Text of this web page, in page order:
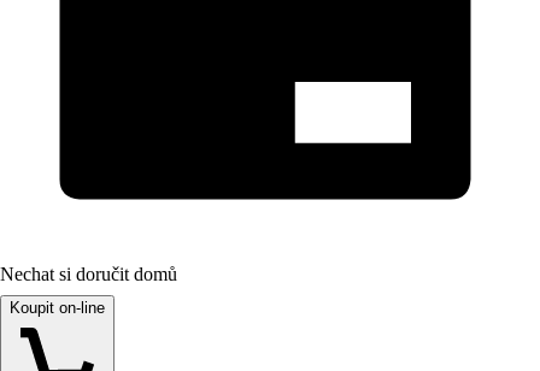
Nechat si doručit domů
Koupit on-line